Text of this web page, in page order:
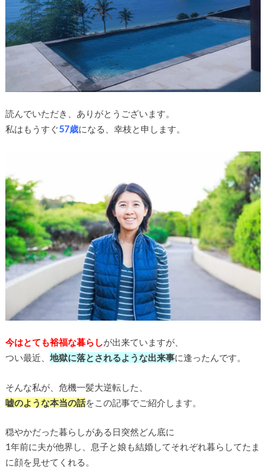
読んでいただき、ありがとうございます。
私はもうすぐ57歳になる、幸枝と申します。
今はとても裕福な暮らしが出来ていますが、
つい最近、 地獄に落とされるような出来事に逢ったんです。
そんな私が、危機一髪大逆転した、
嘘のような本当の話をこの記事でご紹介します。
穏やかだった暮らしがある日突然どん底に
1年前に夫が他界し、息子と娘も結婚してそれぞれ暮らしてたま
に顔を見せてくれる。